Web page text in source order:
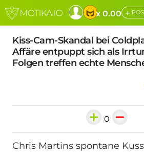
x 0.00 +
Kiss-Cam-Skandal bei
Affäre entpuppt sich als
Folgen treffen echte
0
Chris Martins spontane